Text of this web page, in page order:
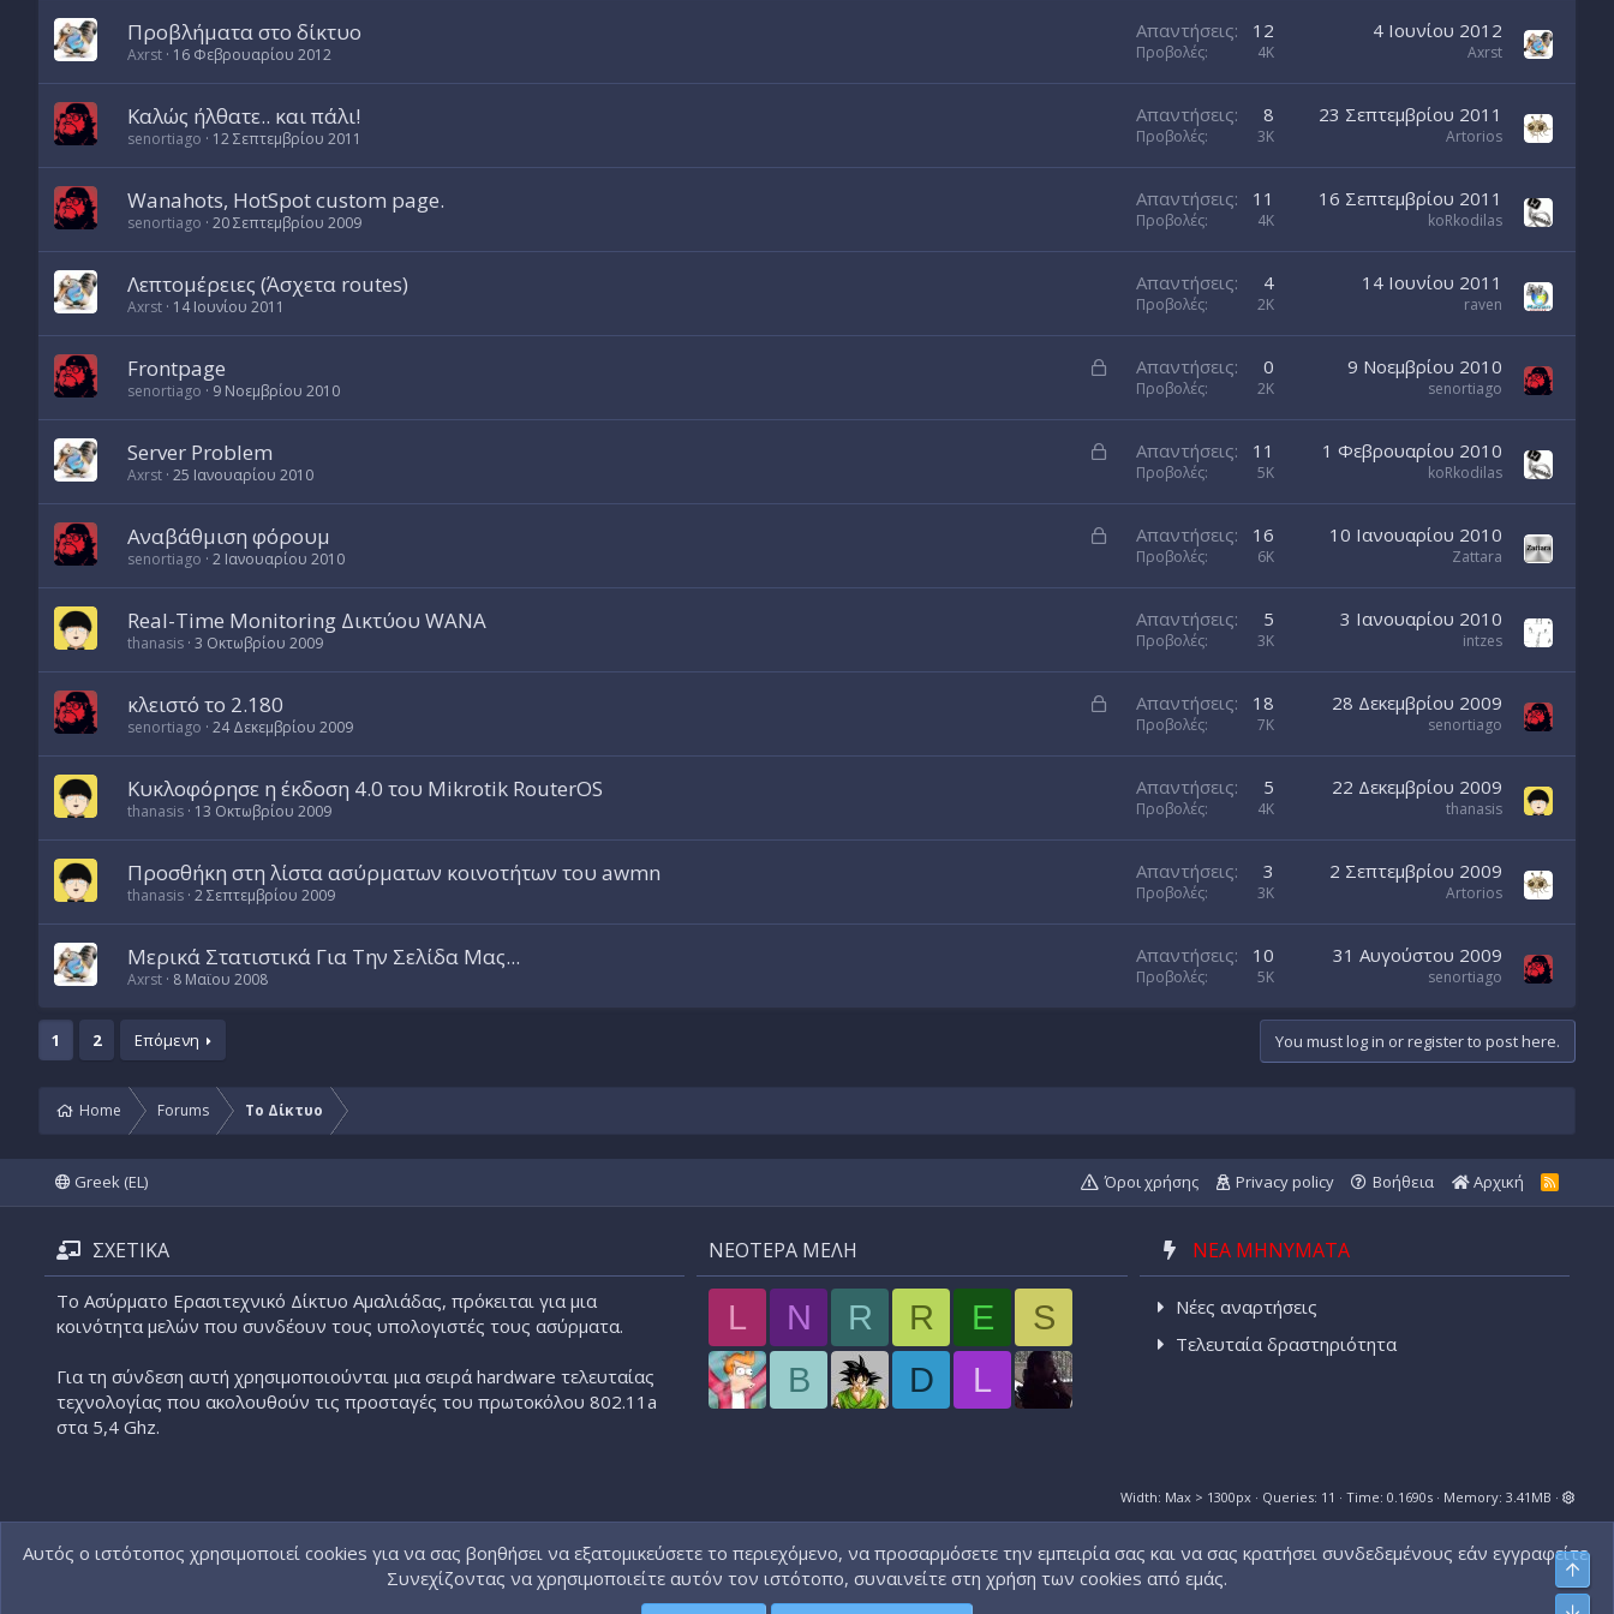
Προβλήματα στο δίκτυο
Axrst 16 Φεβρουαρίου 2012
Απαντήσεις 12
Προβολές 4K
4 Ιουνίου 2012
Axrst
Καλώς ήλθατε.. και πάλι!
senortiago 12 Σεπτεμβρίου 2011
Απαντήσεις 8
Προβολές 3K
23 Σεπτεμβρίου 2011
Artorios
Wanahots, HotSpot custom page.
senortiago 20 Σεπτεμβρίου 2009
Απαντήσεις 11
Προβολές 4K
16 Σεπτεμβρίου 2011
koRkodilas
Λεπτομέρειες (Άσχετα routes)
Axrst 14 Ιουνίου 2011
Απαντήσεις 4
Προβολές 2K
14 Ιουνίου 2011
raven
L
c
e
Frontpage
senortiago 9 Νοεμβρίου 2010
Απαντήσεις 0
Προβολές 2K
9 Νοεμβρίου 2010
senortiago
L
c
e
Server Problem
Axrst 25 Ιανουαρίου 2010
Απαντήσεις 11
Προβολές 5K
1 Φεβρουαρίου 2010
koRkodilas
L
c
Αναβάθμιση φόρουμ
senortiago 2 Ιανουαρίου 2010
Απαντήσεις 16
Προβολές 6K
10 Ιανουαρίου 2010
Zattara
Real-Time Monitoring Δικτύου WANA
thanasis 3 Οκτωβρίου 2009
Απαντήσεις 5
Προβολές 3K
3 Ιανουαρίου 2010
intzes
L
c
κλειστό το 2.180
senortiago 24 Δεκεμβρίου 2009
Απαντήσεις 18
Προβολές 7K
28 Δεκεμβρίου 2009
senortiago
Κυκλοφόρησε η έκδοση 4.0 του Mikrotik RouterOS
thanasis 13 Οκτωβρίου 2009
Απαντήσεις 5
Προβολές 4K
22 Δεκεμβρίου 2009
thanasis
Προσθήκη στη λίστα ασύρματων κοινοτήτων του awmn
thanasis 2 Σεπτεμβρίου 2009
Απαντήσεις 3
Προβολές 3K
2 Σεπτεμβρίου 2009
Artorios
Μερικά Στατιστικά Για Την Σελίδα Μας...
Axrst 8 Μαϊου 2008
Απαντήσεις 10
Προβολές 5K
31 Αυγούστου 2009
senortiago
1 2 Επόμενη You must log in or register to post here.
Home Forums Το Δίκτυο
Greek (EL) Όροι χρήσης Privacy policy Βοήθεια Αρχική
R
ΣΧΕΤΙΚΑ
Το Ασύρματο Ερασιτεχνικό Δίκτυο Αμαλιάδας, πρόκειται για μια
κοινότητα μελών που συνδέουν τους υπολογιστές τους ασύρματα.
Για τη σύνδεση αυτή χρησιμοποιούνται μια σειρά hardware τελευταίας
τεχνολογίας που ακολουθούν τις προσταγές του πρωτοκόλου 802.11a
στα 5,4 Ghz.
ΝΕΌΤΕΡΑ ΜΈΛΗ
L N R R E
S
B
D L
ΝΈΑ ΜΗΝΎΜΑΤΑ
Νέες αναρτήσεις
Τελευταία δραστηριότητα
Width Queries 11 Time 0.1690s Memory 3.41MB
Αυτός ο ιστότοπος χρησιμοποιεί cookies για να σας βοηθήσει να εξατομικεύσετε το περιεχόμενο, να προσαρμόσετε την εμπειρία σας και να σας κρατήσει συνδεδεμένους εάν εγγραφείτε.
Συνεχίζοντας να χρησιμοποιείτε αυτόν τον ιστότοπο, συναινείτε στη χρήση των cookies από εμάς.